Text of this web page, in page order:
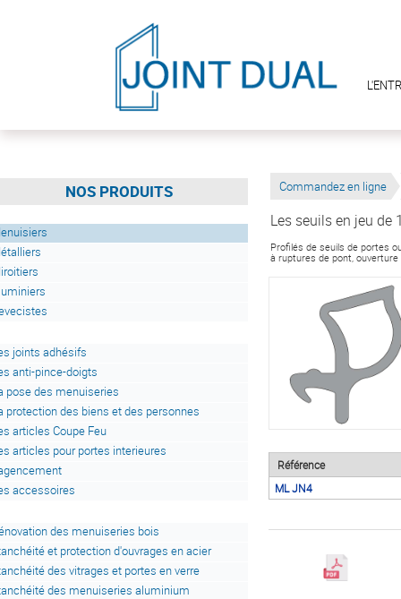
NOS PRODUITS
joints adhésifs
anti-pince-doigts
pose des menuiseries
protection des biens et des personnes
articles Coupe Feu
articles pour portes interieures
accessoires
des menuiseries bois
et protection d'ouvrages en acier
des vitrages et portes en verre
des menuiseries aluminium
Commandez en ligne
Les seuils en jeu de
Profilés de seuils de portes
à ruptures de pont,
Référence
ML JN4